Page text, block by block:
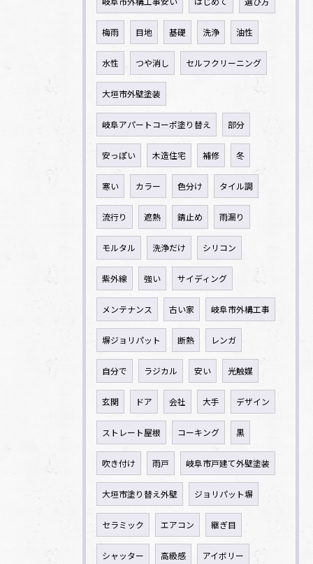
梅雨 目地 基礎 洗浄 油性
水性 つや消し セルフクリーニング
大垣市外壁塗装
岐阜アパートコーポ塗り替え 部分
安っぽい 木造住宅 補修 冬
寒い カラー 色分け タイル調
流行り 遮熱 錆止め 雨漏り
モルタル 洗浄だけ シリコン
紫外線 強い サイディング
メンテナンス 古い家 岐阜市外構工事
塀ジョリパット 断熱 レンガ
自分で ラジカル 安い 光触媒
玄関 ドア 会社 大手 デザイン
ストレート屋根 コーキング 黒
吹き付け 雨戸 岐阜市戸建て外壁塗装
大垣市塗り替え外壁 ジョリパット塀
セラミック エアコン 継ぎ目
シャッター 高級感 アイボリー